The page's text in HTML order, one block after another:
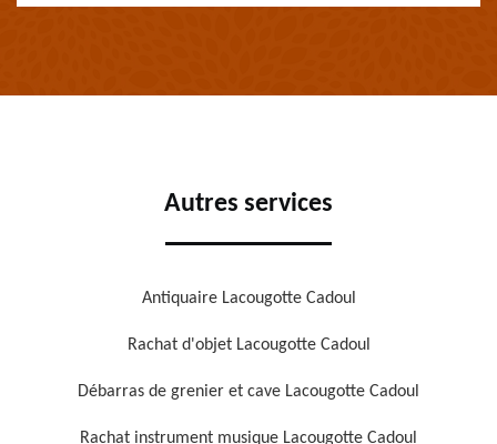
Autres services
Antiquaire Lacougotte Cadoul
Rachat d'objet Lacougotte Cadoul
Débarras de grenier et cave Lacougotte Cadoul
Rachat instrument musique Lacougotte Cadoul